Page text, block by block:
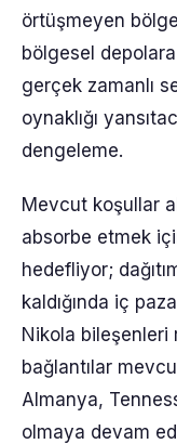
örtüşmeyen
bölgesel
gerçek zamanlı
oynaklığı
dengeleme.
Mevcut koşullar
absorbe etmek
hedefliyor;
kaldığında iç
Nikola bileşenleri
bağlantılar
Almanya,
olmaya devam